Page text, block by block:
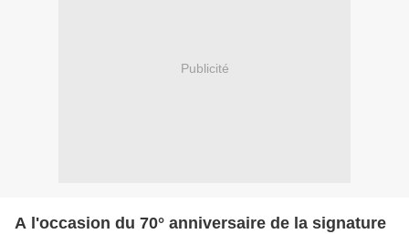
Publicité
A l'occasion du 70° anniversaire de la signature